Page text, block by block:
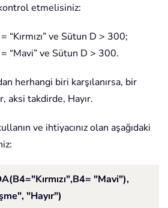
etmelisiniz:
“Kırmızı” ve Sütun D > 300;
“Mavi” ve Sütun D > 300.
herhangi biri karşılanırsa, bir
aksi takdirde, Hayır.
ve ihtiyacınız olan aşağıdaki
"Mavi"),
"Hayır")